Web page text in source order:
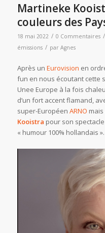
Martineke
couleurs des
18 mai 2022 / 0 Commentaires /
émissions / par Agnes
Après un Eurovision en
fun en nous écoutant cette
Unee Europe à la fois
d’un fort accent flamand,
super-Européen ARNO
Kooistra pour son
« humour 100% hollandais